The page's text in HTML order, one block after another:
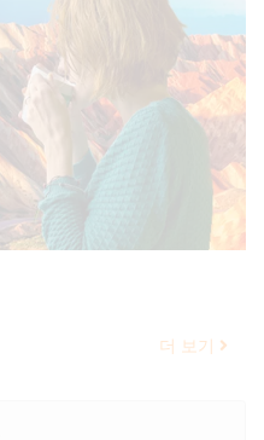
더 보기